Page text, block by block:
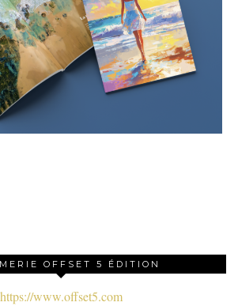
OFFSET 5 ÉDITION
https://www.offset5.com